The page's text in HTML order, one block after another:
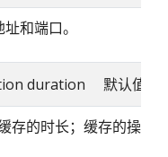
和端口。
duration 默认值：
存的时长；缓存的操作